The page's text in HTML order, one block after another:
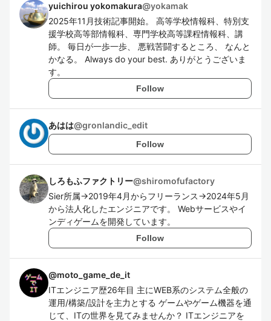
yuichirou yokomakura@yokamak
2025年11月技術記事開始。 高等学校情報科、特別支
援学校高等部情報科、専門学校高等課程情報科、講
師。 毎日が一歩一歩、 悪戦苦闘するところ、 なんと
かなる。 Always do your best. ありがとうございま
す。
Follow
あはは@gronlandic_edit
Follow
しろもふファクトリー@shiromofufactory
Sier所属→2019年4月からフリーランス→2024年5月
から法人化したエンジニアです。 Webサービスやイ
ンディゲームを開発しています。
Follow
@moto_game_de_it
ITエンジニア歴26年目 主にWEB系のシステム全般の
運用/構築/設計を主力とする ゲームやゲーム機器を通
じて、ITの世界を見てみませんか？ ITエンジニアを